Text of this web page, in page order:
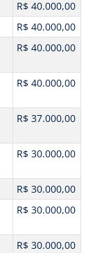
R$ 40.000,00
R$ 40.000,00
R$ 40.000,00
R$ 40.000,00
R$ 37.000,00
R$ 30.000,00
R$ 30.000,00
R$ 30.000,00
R$ 30.000,00